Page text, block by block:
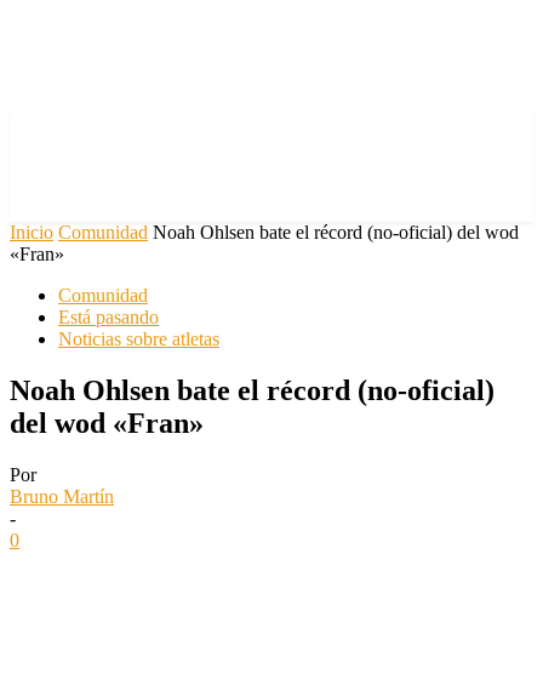
Inicio Comunidad Noah Ohlsen bate el récord (no-oficial) del wod
«Fran»
Comunidad
Está pasando
Noticias sobre atletas
Noah Ohlsen bate el récord (no-oficial)
del wod «Fran»
Por
Bruno Martín
-
0